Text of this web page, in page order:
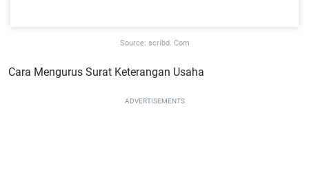
Source: scribd. Com
Cara Mengurus Surat Keterangan Usaha
ADVERTISEMENTS